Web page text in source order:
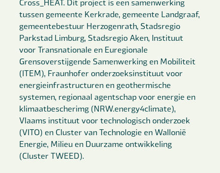
Cross_HEAT. Dit project is een samenwerking
tussen gemeente Kerkrade, gemeente Landgraaf,
gemeentebestuur Herzogenrath, Stadsregio
Parkstad Limburg, Stadsregio Aken, Instituut
voor Transnationale en Euregionale
Grensoverstijgende Samenwerking en Mobiliteit
(ITEM), Fraunhofer onderzoeksinstituut voor
energieinfrastructuren en geothermische
systemen, regionaal agentschap voor energie en
klimaatbescherimg (NRW.energy4climate),
Vlaams instituut voor technologisch onderzoek
(VITO) en Cluster van Technologie en Wallonië
Energie, Milieu en Duurzame ontwikkeling
(Cluster TWEED).